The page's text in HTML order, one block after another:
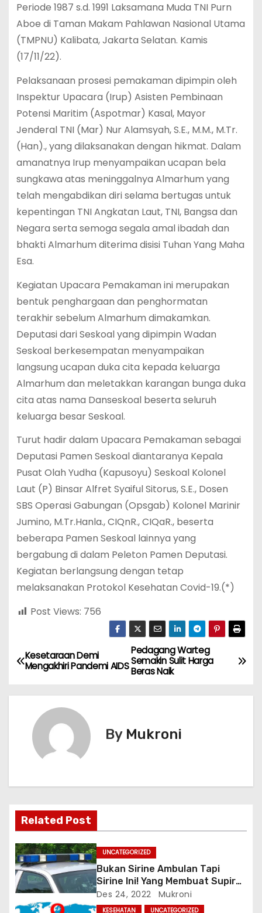
Periode 1987 s.d. 1991 Laksamana Muda TNI Purn
Aboe di Taman Makam Pahlawan Nasional Utama
(TMPNU) Kalibata, Jakarta Selatan. Kamis
(17/11/22).
Pelaksanaan prosesi pemakaman dipimpin oleh
Inspektur Upacara (Irup) Asisten Pembinaan
Potensi Maritim (Aspotmar) Kasal, Mayor
Jenderal TNI (Mar) Nur Alamsyah, S.E., M.M., M.Tr.
(Han)., yang dilaksanakan dengan hikmat. Dalam
amanatnya Irup menyampaikan ucapan bela
sungkawa atas meninggalnya Almarhum yang
telah mengabdikan diri selama bertugas untuk
kepentingan TNI Angkatan Laut, TNI, Bangsa dan
Negara serta semoga segala amal ibadah dan
bhakti Almarhum diterima disisi Tuhan Yang Maha
Esa.
Kegiatan Upacara Pemakaman ini merupakan
bentuk penghargaan dan penghormatan
terakhir sebelum Almarhum dimakamkan.
Deputasi dari Seskoal yang dipimpin Wadan
Seskoal berkesempatan menyampaikan
langsung ucapan duka cita kepada keluarga
Almarhum dan meletakkan karangan bunga duka
cita atas nama Danseskoal beserta seluruh
keluarga besar Seskoal.
Turut hadir dalam Upacara Pemakaman sebagai
Deputasi Pamen Seskoal diantaranya Kepala
Pusat Olah Yudha (Kapusoyu) Seskoal Kolonel
Laut (P) Binsar Alfret Syaiful Sitorus, S.E., Dosen
SBS Operasi Gabungan (Opsgab) Kolonel Marinir
Jumino, M.Tr.Hanla., CIQnR., CIQaR., beserta
beberapa Pamen Seskoal lainnya yang
bergabung di dalam Peleton Pamen Deputasi.
Kegiatan berlangsung dengan tetap
melaksanakan Protokol Kesehatan Covid-19.(*)
Post Views: 756
N
s
i
p
o
s
Pedagang Warteg
Semakin Sulit Harga
Beras Naik
Kesetaraan Demi
Mengakhiri Pandemi AIDS
By Mukroni
Related Post
UNCATEGORIZED
Bukan Sirine Ambulan Tapi
Sirine Ini! Yang Membuat Supir
Tekejut dan Truk Terguling
Des 24, 2022 Mukroni
KESEHATAN UNCATEGORIZED